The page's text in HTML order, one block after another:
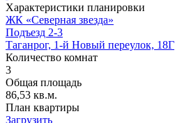
Характеристики планировки
ЖК «Северная звезда»
Подъезд 2-3
Таганрог, 1-й Новый переулок, 18Г
Количество комнат
3
Общая площадь
86,53 кв.м.
План квартиры
Загрузить